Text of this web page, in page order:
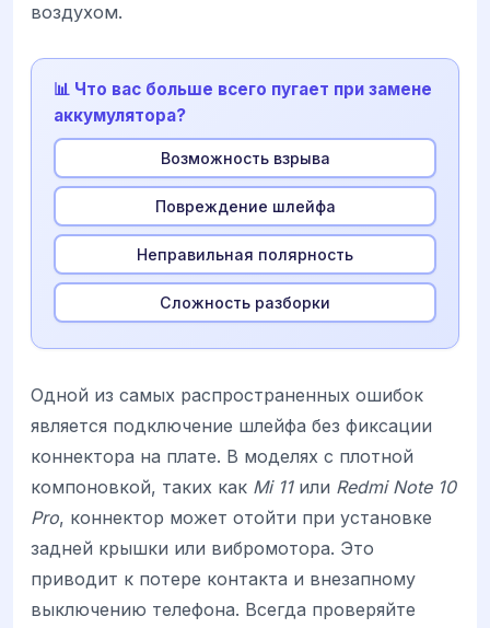
воздухом.
📊 Что вас больше всего пугает при замене
аккумулятора?
Возможность взрыва
Повреждение шлейфа
Неправильная полярность
Сложность разборки
Одной из самых распространенных ошибок
является подключение шлейфа без фиксации
коннектора на плате. В моделях с плотной
компоновкой, таких как Mi 11или Redmi Note 10
Pro, коннектор может отойти при установке
задней крышки или вибромотора. Это
приводит к потере контакта и внезапному
выключению телефона. Всегда проверяйте